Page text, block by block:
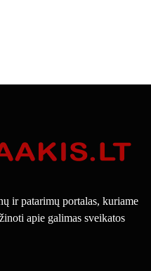
ir patarimų portalas, kuriame
apie galimas sveikatos